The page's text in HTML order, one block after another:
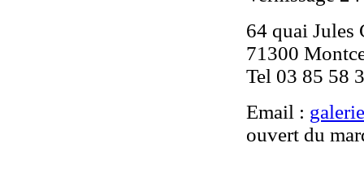
64 quai Jules
71300
Tel 03 85 58
Email :
ouvert du